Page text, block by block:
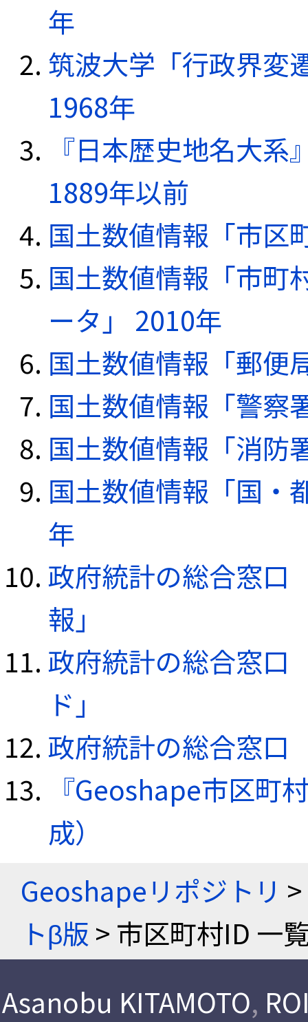
年
筑波大学「行政界変
1968年
『日本歴史地名大
1889年以前
国土数値情報「市区
国土数値情報「市町
ータ」 2010年
国土数値情報「郵便
国土数値情報「警察
国土数値情報「消防
国土数値情報「国・
年
政府統計の総合窓口
報」
政府統計の総合窓口
ド」
政府統計の総合窓口
『Geoshape市区町
成）
Geoshapeリポジトリ >
トβ版 > 市区町村ID 一
Asanobu KITAMOTO,